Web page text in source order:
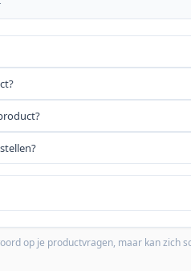
op je productvragen, maar kan zich